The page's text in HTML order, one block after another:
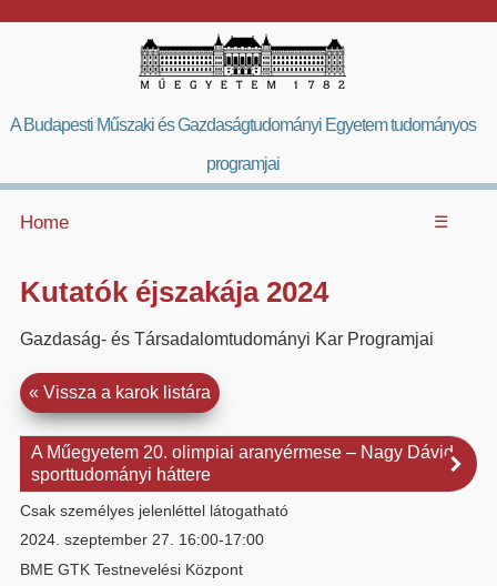
A Budapesti Műszaki és Gazdaságtudományi Egyetem tudományos
programjai
Home ☰
Kutatók éjszakája 2024
Gazdaság- és Társadalomtudományi Kar Programjai
Vissza a karok listára
A Műegyetem 20. olimpiai aranyérmese – Nagy Dávid
sporttudományi háttere
Csak személyes jelenléttel látogatható
2024. szeptember 27. 16:00-17:00
BME GTK Testnevelési Központ